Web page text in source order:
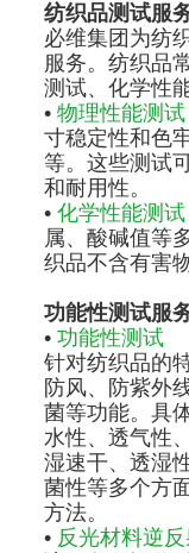
纺织品测试服
必维集团为纺
服务。纺织品
测试、化学性
•物理性能测试
寸稳定性和色
等。这些测试
和耐用性。
•化学性能测试
属、酸碱值等
织品不含有害
功能性测试服
•功能性测试
针对纺织品的
防风、防紫外
菌等功能。具
水性、透气性
湿速干、透湿
菌性等多个方
方法。
• 反光材料逆